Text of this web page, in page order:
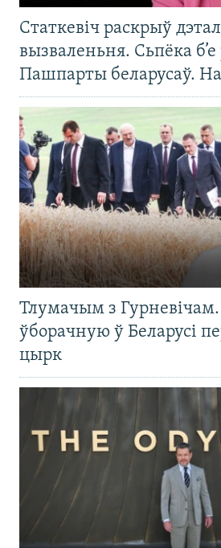
Статкевіч раскрыў
вызваленьня. Сьпёка
Пашпарты беларусаў.
Тлумачым з
ўборачную ў Беларусі
цырк